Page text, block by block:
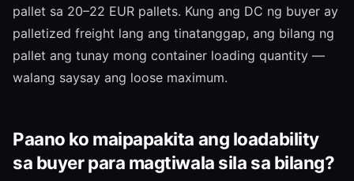
pallet sa 20–22 EUR pallets. Kung ang DC ng buyer ay
palletized freight lang ang tinatanggap, ang bilang ng
pallet ang tunay mong container loading quantity —
walang saysay ang loose maximum.
Paano ko maipapakita ang loadability
sa buyer para magtiwala sila sa bilang?